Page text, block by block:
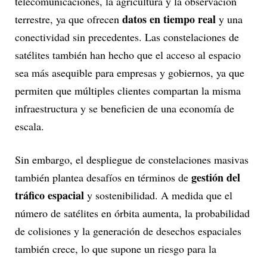
terrestre, ya que ofrecen datos en tiempo real y una
conectividad sin precedentes. Las constelaciones de
satélites también han hecho que el acceso al espacio
sea más asequible para empresas y gobiernos, ya que
permiten que múltiples clientes compartan la misma
infraestructura y se beneficien de una economía de
escala.
Sin embargo, el despliegue de constelaciones masivas
también plantea desafíos en términos de gestión del
tráfico espacial y sostenibilidad. A medida que el
número de satélites en órbita aumenta, la probabilidad
de colisiones y la generación de desechos espaciales
también crece, lo que supone un riesgo para la